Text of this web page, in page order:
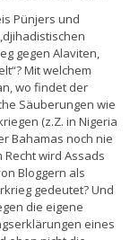
Pünjers und
gegen Alaviten,
Mit welchem
wo findet der
Säuberungen wie
(z.Z. in Nigeria
Bahamas noch nie
wird Assads
Bloggern als
gedeutet? Und
die eigene
eines